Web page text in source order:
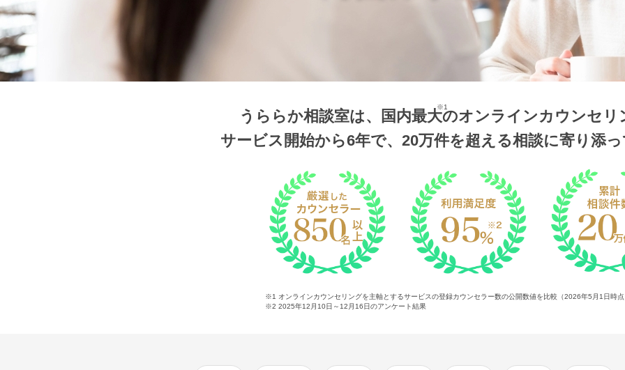
うららか相談室は、国内最大
※1
のオンラインカウンセリ
サービス開始から6年で、20万件を超える相談に寄り添
※1 オンラインカウンセリングを主軸とするサービスの登録カウンセラー数の公開数値を比較（2026年5月1日時
※2 2025年12月10日～12月16日のアンケート結果